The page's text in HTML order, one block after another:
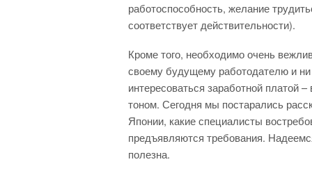
работоспособность, желание
соответствует действительности).
Кроме того, необходимо очень
своему будущему работодателю и ни
интересоваться заработной платой
тоном. Сегодня мы постарались
Японии, какие специалисты
предъявляются требования.
полезна.